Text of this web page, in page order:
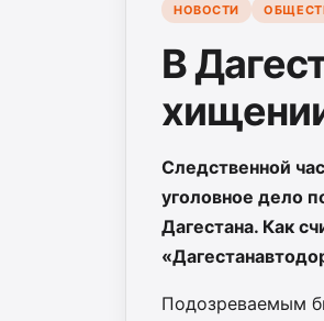
НОВОСТИ
В
Следственной
уголовное дело
Дагестана. Как
Подозреваемым